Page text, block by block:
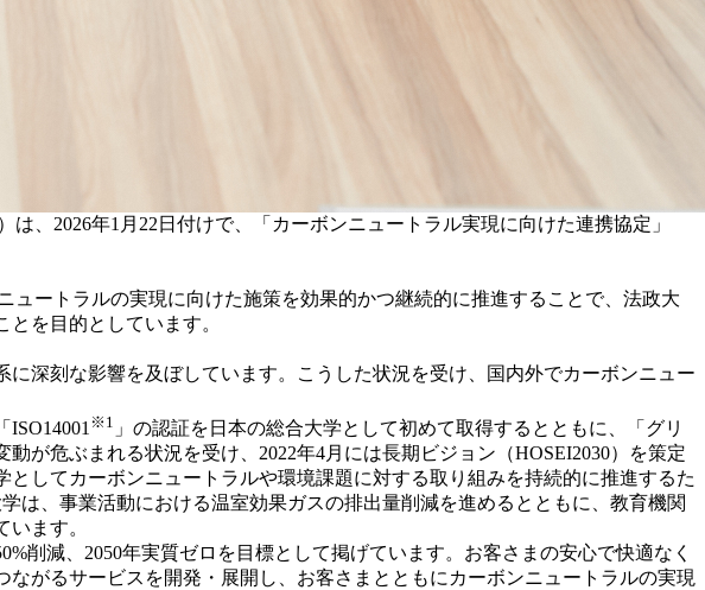
、2026年1月22日付けで、「カーボンニュートラル実現に向けた連携協定」
ートラルの実現に向けた施策を効果的かつ継続的に推進することで、法政大
を目的としています。
深刻な影響を及ぼしています。こうした状況を受け、国内外でカーボンニュー
※1 」の認証を日本の総合大学として初めて取得するとともに、「グリ
が危ぶまれる状況を受け、2022年4月には長期ビジョン（HOSEI2030）を策定
してカーボンニュートラルや環境課題に対する取り組みを持続的に推進するた
は、事業活動における温室効果ガスの排出量削減を進めるとともに、教育機関
ます。
削減、2050年実質ゼロを目標として掲げています。お客さまの安心で快適なく
がるサービスを開発・展開し、お客さまとともにカーボンニュートラルの実現